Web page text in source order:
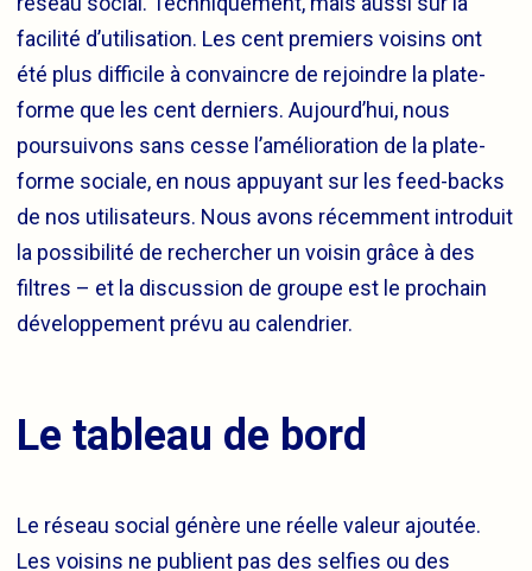
facilité d’utilisation. Les cent premiers voisins ont
été plus difficile à convaincre de rejoindre la plate-
forme que les cent derniers. Aujourd’hui, nous
poursuivons sans cesse l’amélioration de la plate-
forme sociale, en nous appuyant sur les feed-backs
de nos utilisateurs. Nous avons récemment introduit
la possibilité de rechercher un voisin grâce à des
filtres – et la discussion de groupe est le prochain
développement prévu au calendrier.
Le tableau de bord
Le réseau social génère une réelle valeur ajoutée.
Les voisins ne publient pas des selfies ou des